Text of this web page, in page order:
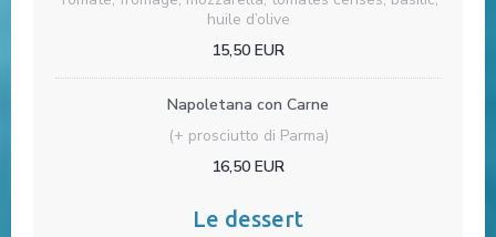
huile d’olive
15,50 EUR
Napoletana con Carne
(+ prosciutto di Parma)
16,50 EUR
Le dessert